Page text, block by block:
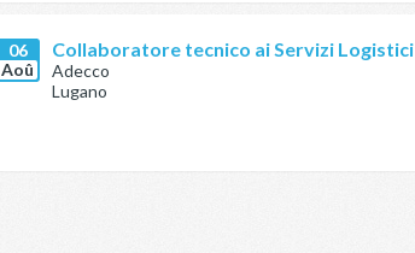
06
Aoû
Collaboratore tecnico ai Servizi Logistici
Adecco
Lugano